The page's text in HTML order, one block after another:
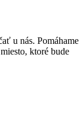
u nás. Pomáhame
ktoré bude